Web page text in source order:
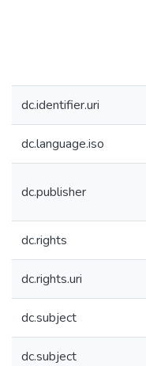
dc.identifier.uri
dc.language.iso
dc.publisher
dc.rights
dc.rights.uri
dc.subject
dc.subject